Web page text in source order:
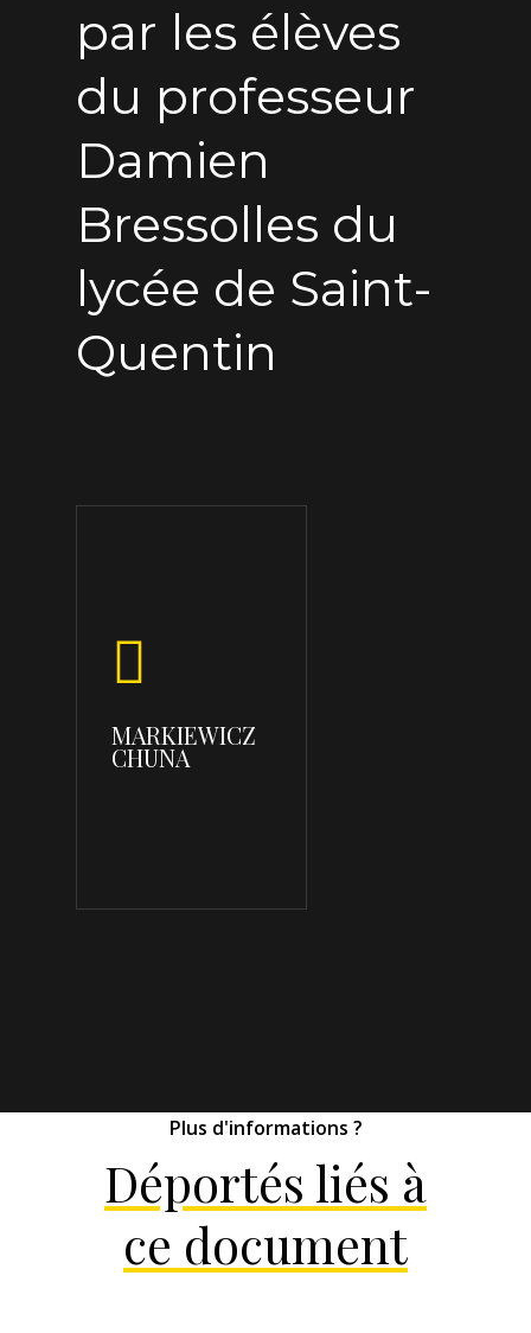
par les élèves
du professeur
Damien
Bressolles du
lycée de Saint-
Quentin
MARKIEWICZ
CHUNA
Plus d'informations ?
Déportés liés à
ce document